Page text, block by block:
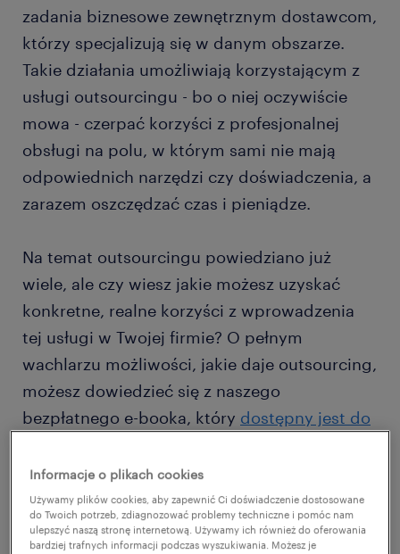
zadania biznesowe zewnętrznym dostawcom,
którzy specjalizują się w danym obszarze.
Takie działania umożliwiają korzystającym z
usługi outsourcingu - bo o niej oczywiście
mowa - czerpać korzyści z profesjonalnej
obsługi na polu, w którym sami nie mają
odpowiednich narzędzi czy doświadczenia, a
zarazem oszczędzać czas i pieniądze.
Na temat outsourcingu powiedziano już
wiele, ale czy wiesz jakie możesz uzyskać
konkretne, realne korzyści z wprowadzenia
tej usługi w Twojej firmie? O pełnym
wachlarzu możliwości, jakie daje outsourcing,
możesz dowiedzieć się z naszego
bezpłatnego e-booka, który dostępny jest do
pokrótce najważniejsze z nich.
nowoczesna technologia dla firm
Informacje o plikach cookies
Używamy plików cookies, aby zapewnić Ci doświadczenie dostosowane
do Twoich potrzeb, zdiagnozować problemy techniczne i pomóc nam
ulepszyć naszą stronę internetową. Używamy ich również do oferowania
bardziej trafnych informacji podczas wyszukiwania. Możesz je